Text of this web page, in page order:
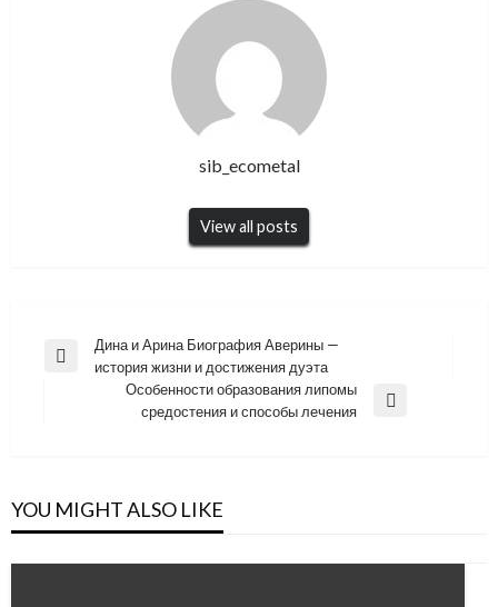
sib_ecometal
View all posts
Навигация
Previous
Дина и Арина Биография Аверины —
история жизни и достижения дуэта
Особенности образования липомы
средостения и способы лечения
YOU MIGHT ALSO LIKE